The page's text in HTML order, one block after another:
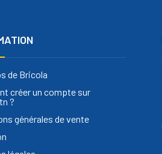
de Bricola
créer un compte sur
?
générales de vente